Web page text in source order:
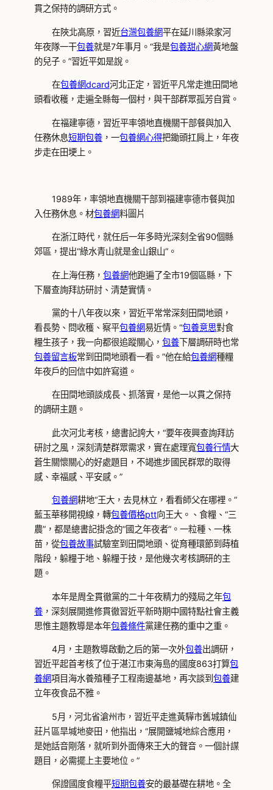
貫之保持的調研方式。
在陜北高原，習近台灣包養網平在延川縣梁家河
年夜隊一干包養就是7年事月。“我是包養甜心網黃地盤
的兒子。”習近平如是說。
在包養網dcard河北正定，習近平凡常走進田間地
頭看收穫，走遍全縣每一個村，與干部群眾孤芳自賞。
在福建寧德，習近平率領地直機關干部餐與加入
任務休息短期包養 ，一包養網心得把鋤頭扛肩上，年夜
步走在田埂上。
1989年，率領地直機關干部到福建寧德市餐與加
入任務休息。材包養網料圖片
在浙江時代，就任后一年多時光深刻全省90個縣
郊區，提出“綠水青山就是金山銀山”。
在上海任務， 包養網他跑遍了全市19個區縣，下
下層查詢拜訪研討、清楚實情。
黨的十八年夜以來，習近平常常深刻田間地頭，
看長勢、問收穫、察平包養網易近情。“包養意思對食
糧生孩子，我一向都很追蹤關心， 包養下層調研時也常
包養留言板常到田間地頭看一看。”他在給包養網種糧
年夜戶的回信中如許寫道。
在田間地頭談成長、抓落實，是他一以貫之保持
的調研主題。
此次河北考核，總書記誇大，“要年夜興查詢拜訪
研討之風，深刻清楚群眾需求，實在處理寬包養行情大
蒼生關懷關心的好處題目，不竭進步國民群眾的取得
感、幸福感、平安感。”
包養網耕地“王大，去見林立，看看師父在哪裡。”
藍玉華移開視線，轉包養價格ptt向王大。、食糧、“三
農”，都是總書記掛念的“國之年夜者”。一粒種、一株
苗，從包養故事試驗室到田間地頭、從育種環節到蒔植
階段，躲糧于地、躲糧于技，是他幾次考核調研的主
題。
本年是周全貫徹黨的二十年夜精力的殘局之年包
養 ，深刻展開進修貫徹習近平新時期中國特點社會主義
思惟主題教導是本年包養條件黨建任務的重中之重。
4月，主題教導啟動之后的第一次外包養出調研，
習近平起首考核了位于湛江市東海島的國度863打算包
養網項目海水養殖種子工程南邊基地，再次談到包養建
立年夜食品不雅。
5月，河北省滄州市，習近平走進黃驊市舊城鎮仙
莊片區旱堿地麥田，他指出，“展開鹽堿地綜合應用，
是她話音剛落，就听到外面傳來王大的聲音。一個計謀
題目，必需擺上主要地位。”
保證國度食糧平短期包養安的最基礎在耕地。全